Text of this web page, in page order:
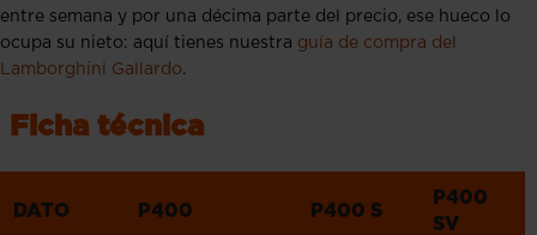
entre semana y por una décima parte del precio, ese hueco lo
ocupa su nieto: aquí tienes nuestra guía de compra del
Lamborghini Gallardo.
Ficha técnica
DATO P400 P400 S
P400
SV